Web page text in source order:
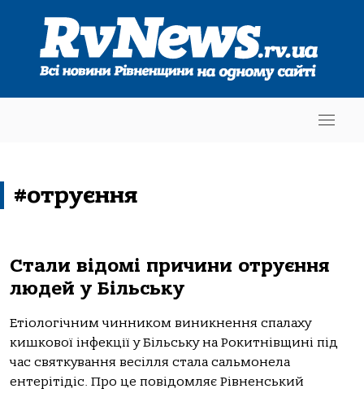
#отруєння
Стали відомі причини отруєння
людей у Більську
Етіологічним чинником виникнення спалаху
кишкової інфекції у Більську на Рокитнівщині під
час святкування весілля стала сальмонела
ентерітідіс. Про це повідомляє Рівненський